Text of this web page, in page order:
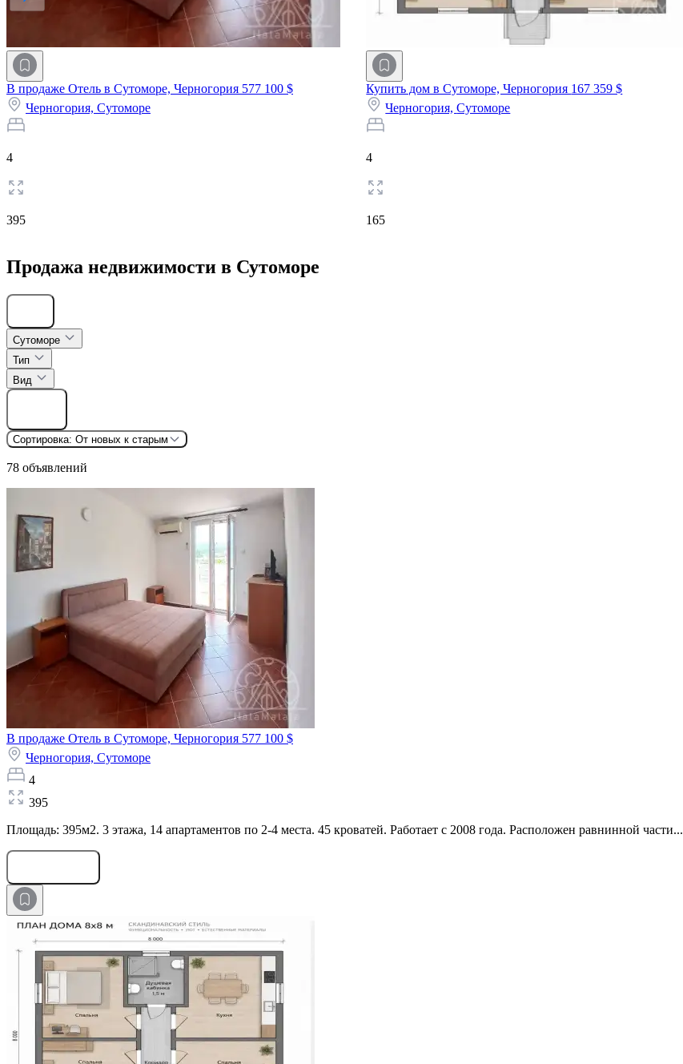
В продаже Отель в Сутоморе, Черногория 577 100 $
Черногория, Сутоморе
4
395
Купить дом в Сутоморе, Черногория 167 359 $
Черногория,Сутоморе
4
165
Продажа недвижимости в Сутоморе
Сутоморе
Тип
Вид
Сортировка: От новых к старым
78 объявлений
В продаже Отель в Сутоморе, Черногория 577 100 $
Черногория, Сутоморе
4
395
Площадь: 395м2. 3 этажа, 14 апартаментов по 2-4 места. 45 кроватей. Работает с 2008 года. Расположен равнинной части...